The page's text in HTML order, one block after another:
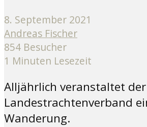
8. September 2021
Andreas Fischer
854 Besucher
1 Minuten Lesezeit
Alljährlich veranstaltet
Landestrachtenverband
Wanderung.